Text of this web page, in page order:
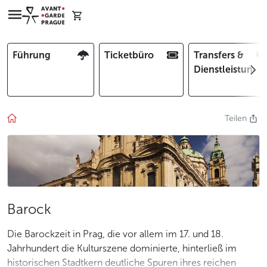
Führung Ticketbüro
Transfers &
Teilen
Barock
Die Barockzeit in Prag, die vor allem im 17. und 18.
Jahrhundert die Kulturszene dominierte, hinterließ im
historischen Stadtkern deutliche Spuren ihres reichen